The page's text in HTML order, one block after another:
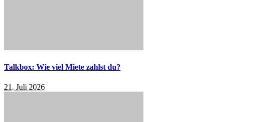
Talkbox: Wie viel Miete zahlst du?
21. Juli 2026